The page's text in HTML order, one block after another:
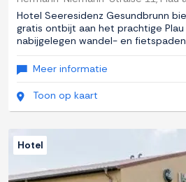
Hotel Seeresidenz Gesundbrunn
gratis ontbijt aan het prachtige Plau
nabijgelegen wandel- en
Meer informatie
Toon op kaart
Hotel